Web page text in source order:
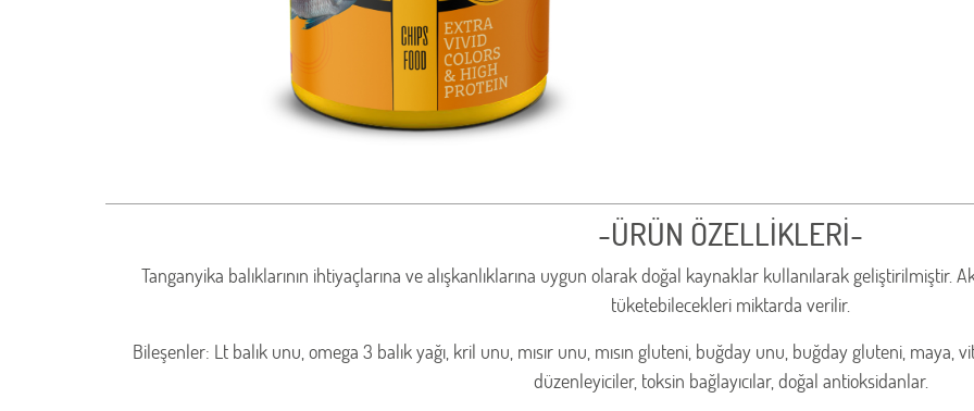
-ÜRÜN ÖZELLİKLERİ-
Tanganyika balıklarının ihtiyaçlarına ve alışkanlıklarına uygun olarak doğal kaynaklar kullanılarak geliştirilmiştir.
tüketebilecekleri miktarda verilir.
Bileşenler: Lt balık unu, omega 3 balık yağı, kril unu, mısır unu, mısın gluteni, buğday unu, buğday gluteni, maya,
düzenleyiciler, toksin bağlayıcılar, doğal antioksidanlar.